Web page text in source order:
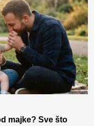
majke? Sve što